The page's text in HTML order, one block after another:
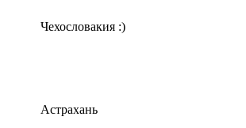
Чехословакия :)
Астрахань